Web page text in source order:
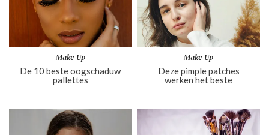
Make-Up
De 10 beste oogschaduw
pallettes
Make-Up
Deze pimple patches
werken het beste